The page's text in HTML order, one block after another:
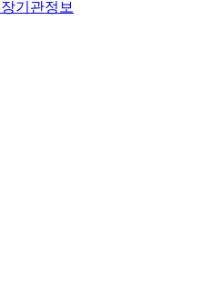
기관정보